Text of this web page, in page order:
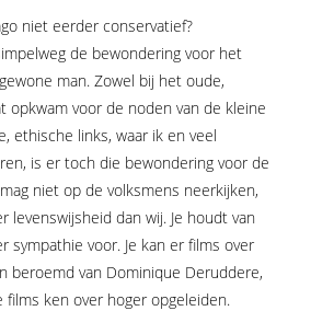
niet eerder conservatief?
de bewondering voor het
man. Zowel bij het oude,
opkwam voor de noden van de kleine
ethische links, waar ik en veel
is er toch die bewondering voor de
niet op de volksmens neerkijken,
levenswijsheid dan wij. Je houdt van
sympathie voor. Je kan er films over
beroemd van Dominique Deruddere,
films ken over hoger opgeleiden.